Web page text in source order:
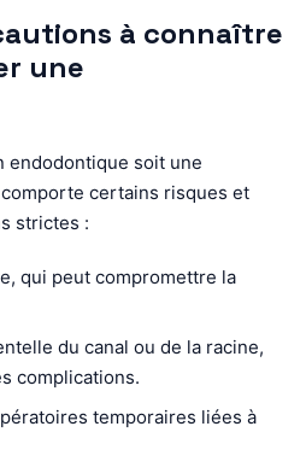
à connaître
une
endodontique soit une
certains risques et
strictes :
qui peut compromettre la
du canal ou de la racine,
complications.
temporaires liées à